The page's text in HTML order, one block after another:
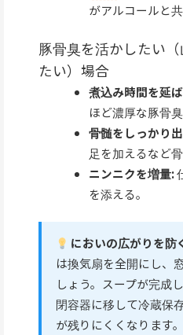
がアルコールと
豚骨臭を活かしたい
たい）場合
煮込み時間を延
ほど濃厚な豚骨臭
骨髄をしっかり
足を加えるなど
ニンニクを増量:
を添える。
においの広がりを防
は換気扇を全開にし、
しょう。スープが完成
閉容器に移して冷蔵保
が残りにくくなります。